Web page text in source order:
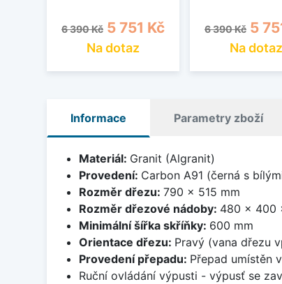
Běžná cena
6 390 Kč Cena
5 751 Kč
Na dotaz
Běžná cena
6 390 Kč Cena
5
Na dotaz
Informace Parametry zboží
Materiál: Granit (Algranit)
Provedení: Carbon A91 (černá s
Rozměr dřezu: 790 x 515 mm
Rozměr dřezové nádoby: 480 x 400
Minimální šířka skříňky: 600 mm
Orientace dřezu: Pravý (vana dřezu
Provedení přepadu: Přepad umístěn
Ruční ovládání výpusti - výpusť se